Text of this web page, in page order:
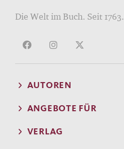
Die Welt im Buch. Seit 1763.
AUTOREN
ANGEBOTE FÜR
VERLAG